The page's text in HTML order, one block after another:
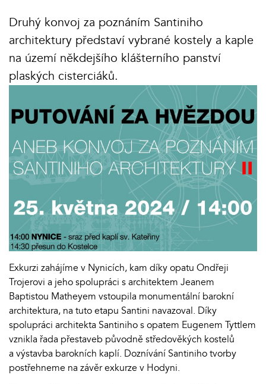
Druhý konvoj za poznáním Santiniho
architektury představí vybrané kostely a kaple
na území někdejšího klášterního panství
plaských cisterciáků.
Exkurzi zahájíme v Nynicích, kam díky opatu Ondřeji
Trojerovi a jeho spolupráci s architektem Jeanem
Baptistou Matheyem vstoupila monumentální barokní
architektura, na tuto etapu Santini navazoval. Díky
spolupráci architekta Santiniho s opatem Eugenem Tyttlem
vznikla řada přestaveb původně středověkých kostelů
a výstavba barokních kaplí. Doznívání Santiniho tvorby
postřehneme na závěr exkurze v Hodyni.